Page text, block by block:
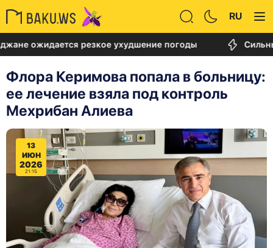
RU
резкое ухудшение погоды Сильный
Флора Керимова попала в больницу:
ее лечение взяла под контроль
Мехрибан Алиева
13
ИЮН
2026
21:15